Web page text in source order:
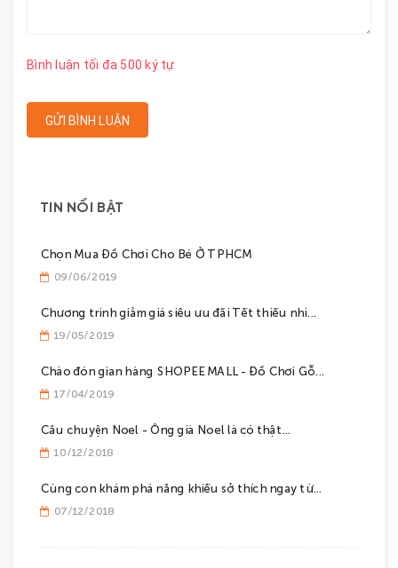
Bình luận tối đa 500 ký tự
GỬI BÌNH LUẬN
TIN NỔI BẬT
Chọn Mua Đồ Chơi Cho Bé Ở TPHCM
09/06/2019
Chương trinh giảm giá siêu ưu đãi Tết thiếu nhi...
19/05/2019
Chào đón gian hàng SHOPEE MALL - Đồ Chơi Gỗ...
17/04/2019
Câu chuyện Noel - Ông già Noel là có thật...
10/12/2018
Cùng con khám phá năng khiếu sở thích ngay từ...
07/12/2018